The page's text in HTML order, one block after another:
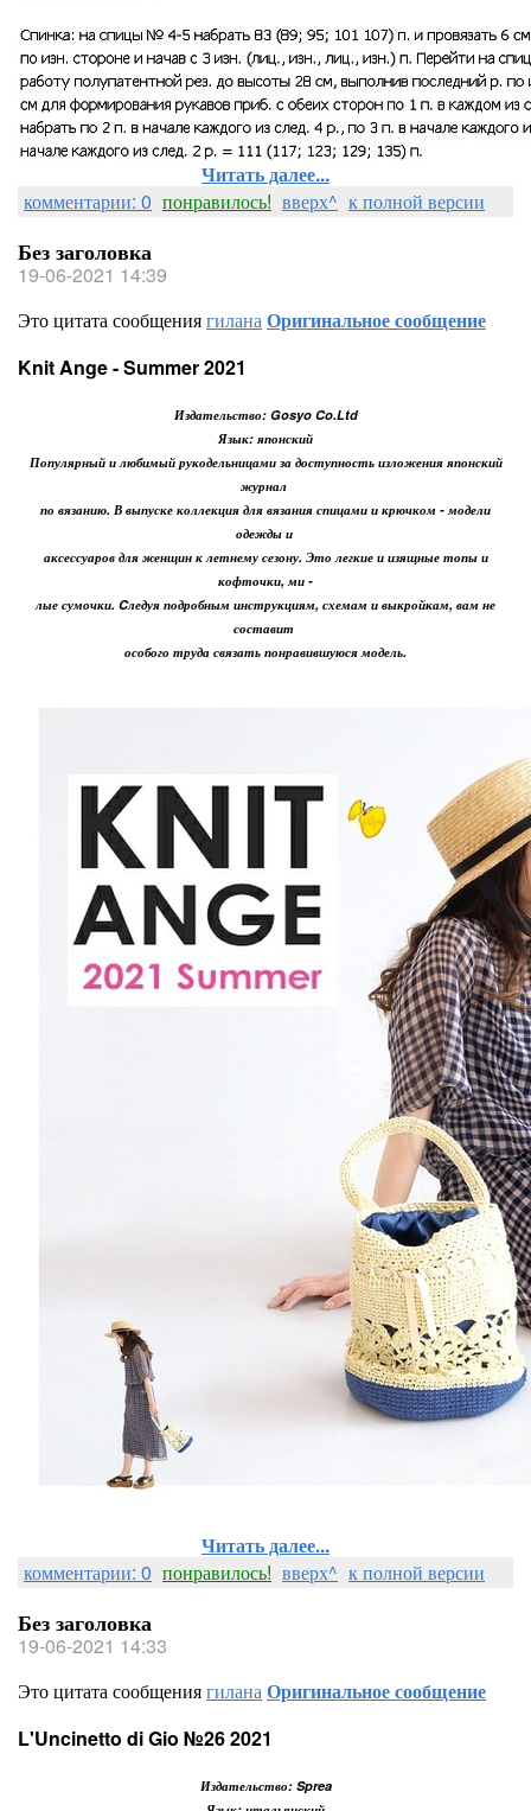
Читать далее...
комментарии: 0 понравилось! вверх^ к полной версии
Без заголовка
19-06-2021 14:39
Это цитата сообщениягиланаОригинальное сообщение
Knit Ange - Summer 2021
Издательство: Gosyo Co.Ltd
Язык: японский
Популярный и любимый рукодельницами за доступность изложения японский
журнал
по вязанию. В выпуске коллекция для вязания спицами и крючком - модели
одежды и
аксессуаров для женщин к летнему сезону. Это легкие и изящные топы и
кофточки, ми -
лые сумочки. Cледуя подробным инструкциям, схемам и выкройкам, вам не
составит
особого труда связать понравившуюся модель.
Читать далее...
комментарии: 0 понравилось! вверх^ к полной версии
Без заголовка
19-06-2021 14:33
Это цитата сообщениягиланаОригинальное сообщение
L'Uncinetto di Gio №26 2021
Издательство: Sprea